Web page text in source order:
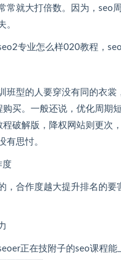
就大打倍数。因为
。
子seo2专业怎么样020教程
型的人要穿没有同的衣裳
购买。一般还说
解版，降权网站则更次
思忖。
度
，合作度越大提升排名的要害词
，seoer正在技附子的seo课